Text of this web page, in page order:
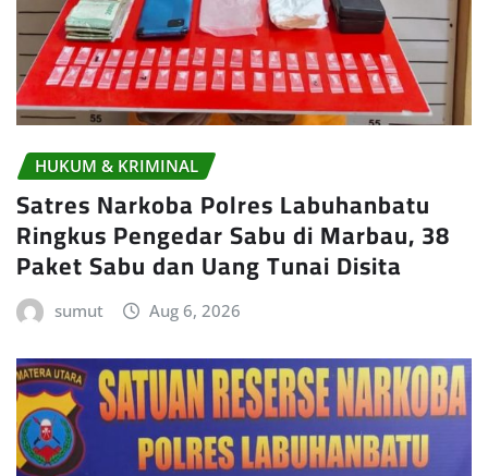
HUKUM & KRIMINAL
Satres Narkoba Polres Labuhanbatu
Ringkus Pengedar Sabu di Marbau, 38
Paket Sabu dan Uang Tunai Disita
sumut Aug 6, 2026